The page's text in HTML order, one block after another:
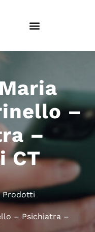
–
–
CT
Prodotti
– Psichiatra –